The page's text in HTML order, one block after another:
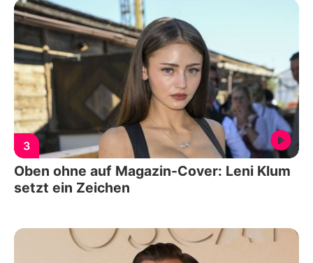
3
Oben ohne auf Magazin-Cover: Leni Klum
setzt ein Zeichen